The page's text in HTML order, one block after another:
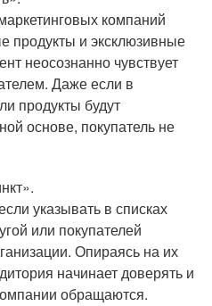
компаний
продукты и эксклюзивные
неосознанно чувствует
Даже если в
продукты будут
основе, покупатель не
указывать в списках
или покупателей
Опираясь на их
начинает доверять и
обращаются.